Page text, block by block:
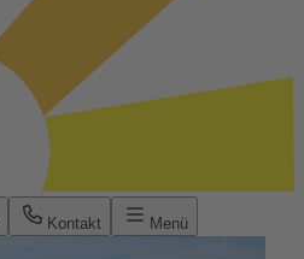
Kontakt Menü